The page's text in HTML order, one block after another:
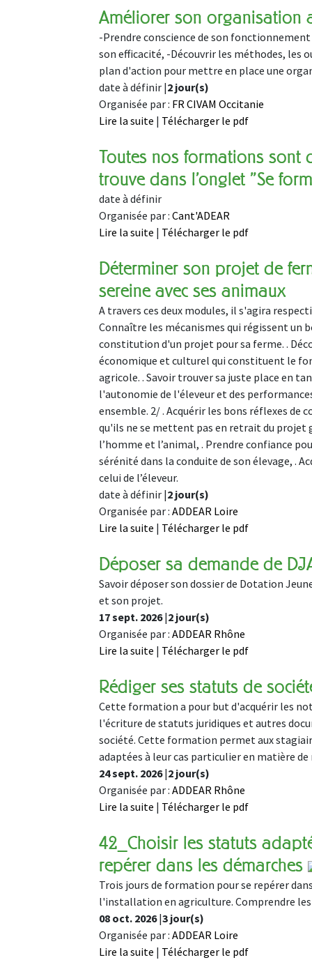
Améliorer son organisation
-Prendre conscience de son
son efficacité, -Découvrir les méthodes, les
plan d'action pour mettre en place une
date à définir |2 jour(s)
Organisée par : FR CIVAM Occitanie
Lire la suite | Télécharger le pdf
Toutes nos formations sont
trouve dans l'onglet "Se
date à définir
Organisée par : Cant'ADEAR
Lire la suite | Télécharger le pdf
Déterminer son projet de
sereine avec ses animaux
A travers ces deux modules, il s'agira
Connaître les mécanismes qui régissent un
constitution d'un projet pour sa ferme. .
économique et culturel qui constituent le
agricole. . Savoir trouver sa juste place en
l'autonomie de l'éleveur et des
ensemble. 2/ . Acquérir les bons réflexes
qu'ils ne se mettent pas en retrait du
l’homme et l’animal, . Prendre confiance
sérénité dans la conduite de son élevage, .
celui de l’éleveur.
date à définir |2 jour(s)
Organisée par : ADDEAR Loire
Lire la suite | Télécharger le pdf
Déposer sa demande de
Savoir déposer son dossier de Dotation
et son projet.
17 sept. 2026|2 jour(s)
Organisée par : ADDEAR Rhône
Lire la suite | Télécharger le pdf
Rédiger ses statuts de
Cette formation a pour but d'acquérir les
l'écriture de statuts juridiques et autres
société. Cette formation permet aux
adaptées à leur cas particulier en matière
24 sept. 2026|2 jour(s)
Organisée par : ADDEAR Rhône
Lire la suite | Télécharger le pdf
42_Choisir les statuts
repérer dans les démarches
Trois jours de formation pour se repérer
l'installation en agriculture. Comprendre
08 oct. 2026|3 jour(s)
Organisée par : ADDEAR Loire
Lire la suite | Télécharger le pdf